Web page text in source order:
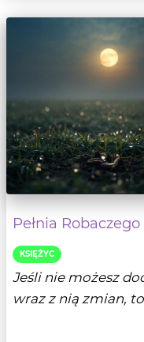
Pełnia
KSIĘŻYC
Jeśli nie możesz
wraz z nią zmian,